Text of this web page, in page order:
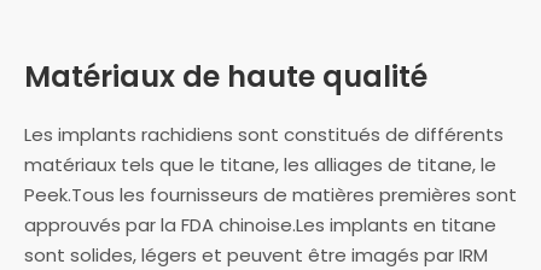
Matériaux de haute qualité
Les implants rachidiens sont constitués de différents
matériaux tels que le titane, les alliages de titane, le
Peek.Tous les fournisseurs de matières premières sont
approuvés par la FDA chinoise.Les implants en titane
sont solides, légers et peuvent être imagés par IRM